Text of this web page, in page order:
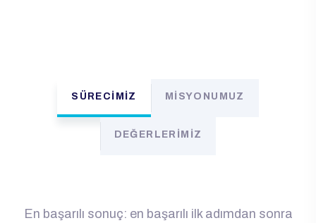
SÜRECİMİZ MİSYONUMUZ
DEĞERLERİMİZ
En başarılı sonuç: en başarılı ilk adımdan sonra